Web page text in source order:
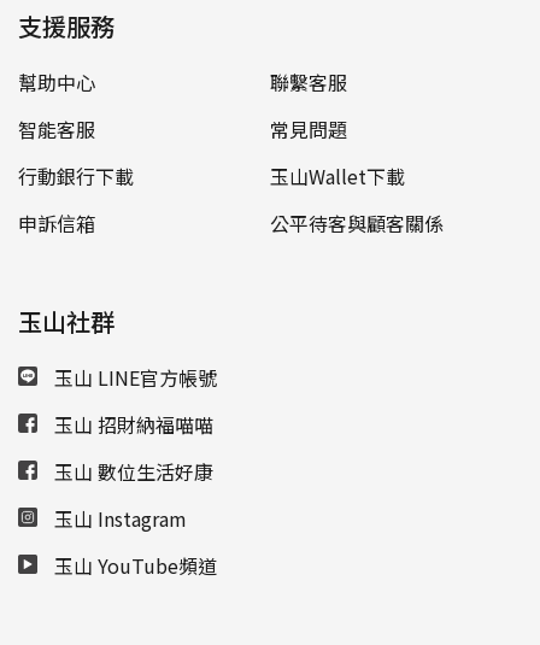
支援服務
幫助中心
聯繫客服
智能客服
常見問題
行動銀行下載
玉山Wallet下載
申訴信箱
公平待客與顧客關係
玉山社群
玉山 LINE官方帳號
玉山 招財納福喵喵
玉山 數位生活好康
玉山 Instagram
玉山 YouTube頻道